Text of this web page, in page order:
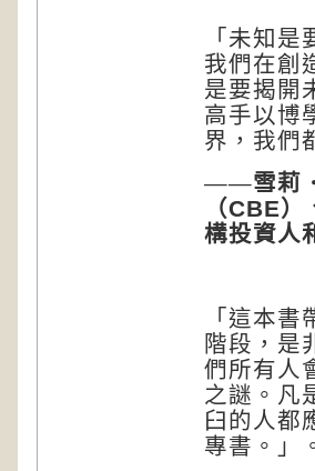
「未知
我們在創
是要揭開
高手以博
界，我們
——雪莉
（CBE）
構投資人
「這本
階段，是
們所有人
之謎。凡
臼的人都
專書。」